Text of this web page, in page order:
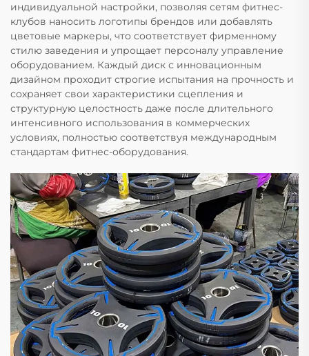
индивидуальной настройки, позволяя сетям фитнес-
клубов наносить логотипы брендов или добавлять
цветовые маркеры, что соответствует фирменному
стилю заведения и упрощает персоналу управление
оборудованием. Каждый диск с инновационным
дизайном проходит строгие испытания на прочность и
сохраняет свои характеристики сцепления и
структурную целостность даже после длительного
интенсивного использования в коммерческих
условиях, полностью соответствуя международным
стандартам фитнес-оборудования.